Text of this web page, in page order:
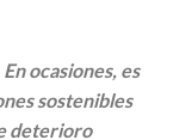
En ocasiones, es
sostenibles
deterioro